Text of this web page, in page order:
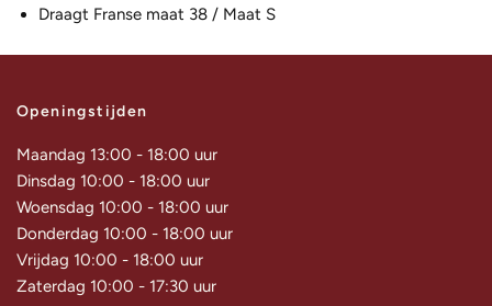
Draagt Franse maat 38 / Maat S
Openingstijden
Maandag 13:00 - 18:00 uur
Dinsdag 10:00 - 18:00 uur
Woensdag 10:00 - 18:00 uur
Donderdag 10:00 - 18:00 uur
Vrijdag 10:00 - 18:00 uur
Zaterdag 10:00 - 17:30 uur